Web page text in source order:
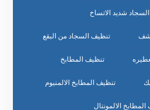
شديد الاتساخ
تنظيف السجاد من البقع
تنظيف المطابخ
تنظيف المطابخ الالمنيوم
الالمونتال